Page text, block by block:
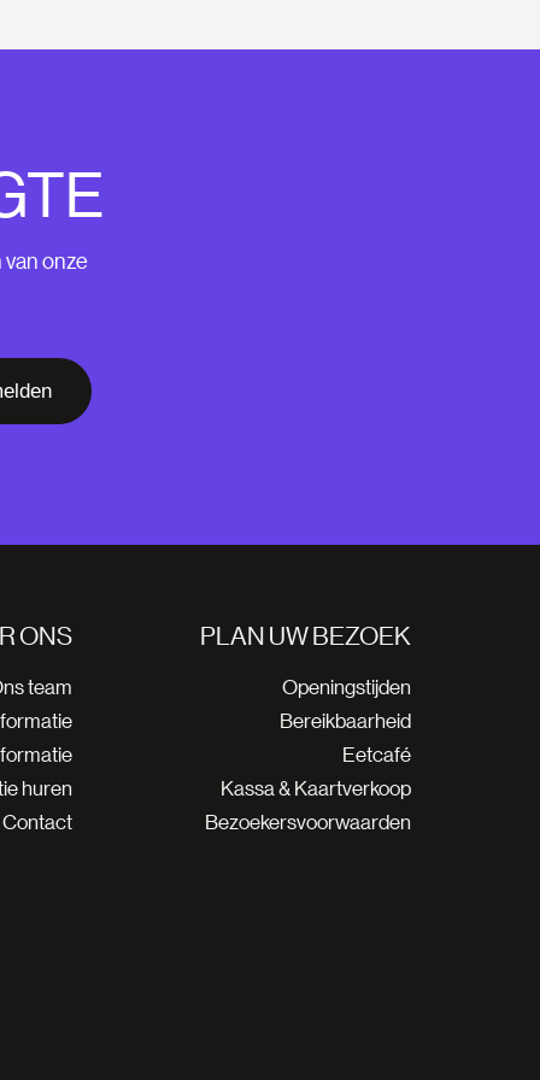
onze
PLAN UW BEZOEK
Openingstijden
Bereikbaarheid
Eetcafé
Kassa & Kaartverkoop
Bezoekersvoorwaarden
ONS
team
huren
Contact